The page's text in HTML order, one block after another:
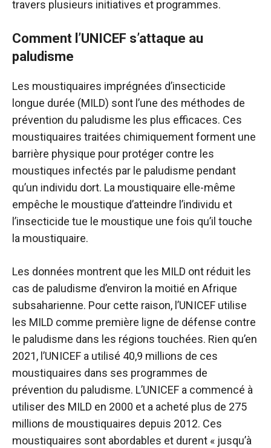
travers plusieurs initiatives et programmes.
Comment l’UNICEF s’attaque au
paludisme
Les moustiquaires imprégnées d’insecticide
longue durée (MILD) sont l’une des méthodes de
prévention du paludisme les plus efficaces. Ces
moustiquaires traitées chimiquement forment une
barrière physique pour protéger contre les
moustiques infectés par le paludisme pendant
qu’un individu dort. La moustiquaire elle-même
empêche le moustique d’atteindre l’individu et
l’insecticide tue le moustique une fois qu’il touche
la moustiquaire.
Les données montrent que les MILD ont réduit les
cas de paludisme d’environ la moitié en Afrique
subsaharienne. Pour cette raison, l’UNICEF utilise
les MILD comme première ligne de défense contre
le paludisme dans les régions touchées. Rien qu’en
2021, l’UNICEF a utilisé 40,9 millions de ces
moustiquaires dans ses programmes de
prévention du paludisme. L’UNICEF a commencé à
utiliser des MILD en 2000 et a acheté plus de 275
millions de moustiquaires depuis 2012. Ces
moustiquaires sont abordables et durent « jusqu’à